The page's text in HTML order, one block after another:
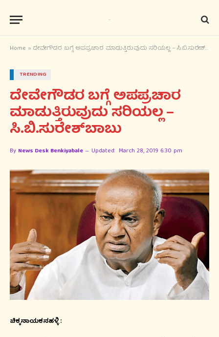
Home » ದೇವೇಗೌಡರ ಬಗ್ಗೆ ಅಪಪ್ರಚಾರ ಮಾಡುತ್ತಿರುವುದು ಸರಿಯಲ್ಲ – ಸಿ.ಬಿ.ಸುರೇಶ್‍ಬಾಬು
TRENDING
ದೇವೇಗೌಡರ ಬಗ್ಗೆ ಅಪಪ್ರಚಾರ
ಮಾಡುತ್ತಿರುವುದು ಸರಿಯಲ್ಲ –
ಸಿ.ಬಿ.ಸುರೇಶ್‍ಬಾಬು
By News Desk Benkiyabale Updated: March 28, 2019 6:30 pm
ಚಿಕ್ಕನಾಯಕನಹಳ್ಳಿ :